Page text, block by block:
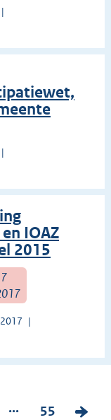
IOAZ
2015
...
P
55
V